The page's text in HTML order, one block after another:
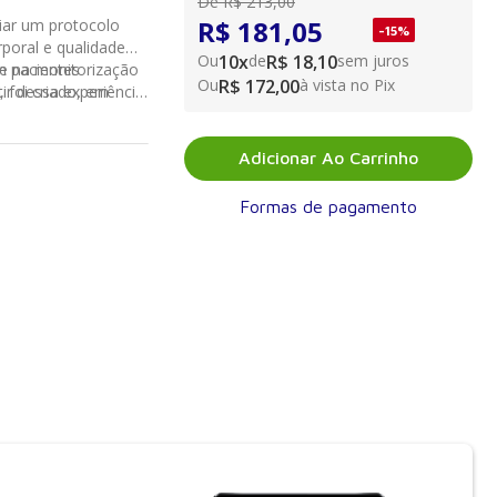
um protocolo
e qualidade
na monitorização
foi criado, em
abrange
pacientes
dessa experiência,
juntamente
de forma
R$ 181,05 -15%
Ou10xdeR$ 18,10sem juros
OuR$ 172,00à vista no Pix
Adicionar Ao Carrinho
Formas de pagamento